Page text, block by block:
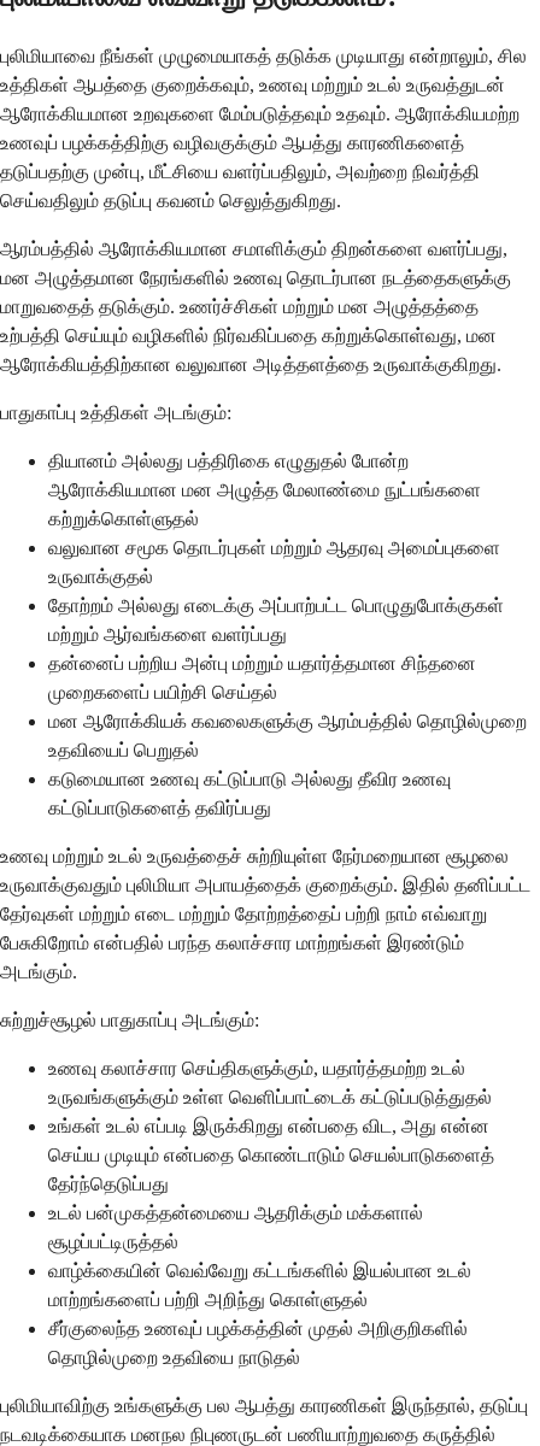
புலிமியாவை நீங்கள் முழுமையாகத் தடுக்க முடியாது என்றாலும், சில
உத்திகள் ஆபத்தை குறைக்கவும், உணவு மற்றும் உடல் உருவத்துடன்
ஆரோக்கியமான உறவுகளை மேம்படுத்தவும் உதவும். ஆரோக்கியமற்ற
உணவுப் பழக்கத்திற்கு வழிவகுக்கும் ஆபத்து காரணிகளைத்
தடுப்பதற்கு முன்பு, மீட்சியை வளர்ப்பதிலும், அவற்றை நிவர்த்தி
செய்வதிலும் தடுப்பு கவனம் செலுத்துகிறது.
ஆரம்பத்தில் ஆரோக்கியமான சமாளிக்கும் திறன்களை வளர்ப்பது,
மன அழுத்தமான நேரங்களில் உணவு தொடர்பான நடத்தைகளுக்கு
மாறுவதைத் தடுக்கும். உணர்ச்சிகள் மற்றும் மன அழுத்தத்தை
உற்பத்தி செய்யும் வழிகளில் நிர்வகிப்பதை கற்றுக்கொள்வது, மன
ஆரோக்கியத்திற்கான வலுவான அடித்தளத்தை உருவாக்குகிறது.
பாதுகாப்பு உத்திகள் அடங்கும்:
தியானம் அல்லது பத்திரிகை எழுதுதல் போன்ற
ஆரோக்கியமான மன அழுத்த மேலாண்மை நுட்பங்களை
கற்றுக்கொள்ளுதல்
வலுவான சமூக தொடர்புகள் மற்றும் ஆதரவு அமைப்புகளை
உருவாக்குதல்
தோற்றம் அல்லது எடைக்கு அப்பாற்பட்ட பொழுதுபோக்குகள்
மற்றும் ஆர்வங்களை வளர்ப்பது
தன்னைப் பற்றிய அன்பு மற்றும் யதார்த்தமான சிந்தனை
முறைகளைப் பயிற்சி செய்தல்
மன ஆரோக்கியக் கவலைகளுக்கு ஆரம்பத்தில் தொழில்முறை
உதவியைப் பெறுதல்
கடுமையான உணவு கட்டுப்பாடு அல்லது தீவிர உணவு
கட்டுப்பாடுகளைத் தவிர்ப்பது
உணவு மற்றும் உடல் உருவத்தைச் சுற்றியுள்ள நேர்மறையான சூழலை
உருவாக்குவதும் புலிமியா அபாயத்தைக் குறைக்கும். இதில் தனிப்பட்ட
தேர்வுகள் மற்றும் எடை மற்றும் தோற்றத்தைப் பற்றி நாம் எவ்வாறு
பேசுகிறோம் என்பதில் பரந்த கலாச்சார மாற்றங்கள் இரண்டும்
அடங்கும்.
சுற்றுச்சூழல் பாதுகாப்பு அடங்கும்:
உணவு கலாச்சார செய்திகளுக்கும், யதார்த்தமற்ற உடல்
உருவங்களுக்கும் உள்ள வெளிப்பாட்டைக் கட்டுப்படுத்துதல்
உங்கள் உடல் எப்படி இருக்கிறது என்பதை விட, அது என்ன
செய்ய முடியும் என்பதை கொண்டாடும் செயல்பாடுகளைத்
தேர்ந்தெடுப்பது
உடல் பன்முகத்தன்மையை ஆதரிக்கும் மக்களால்
சூழப்பட்டிருத்தல்
வாழ்க்கையின் வெவ்வேறு கட்டங்களில் இயல்பான உடல்
மாற்றங்களைப் பற்றி அறிந்து கொள்ளுதல்
சீர்குலைந்த உணவுப் பழக்கத்தின் முதல் அறிகுறிகளில்
தொழில்முறை உதவியை நாடுதல்
புலிமியாவிற்கு உங்களுக்கு பல ஆபத்து காரணிகள் இருந்தால், தடுப்பு
நடவடிக்கையாக மனநல நிபுணருடன் பணியாற்றுவதை கருத்தில்